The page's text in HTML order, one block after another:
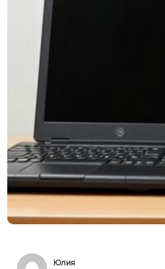
Юлия